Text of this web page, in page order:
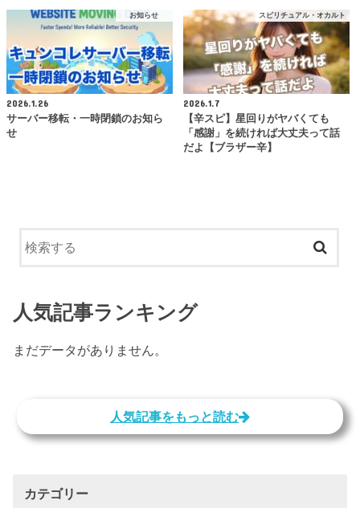
お知らせ
2026.1.26
サーバー移転・一時閉鎖のお知ら
せ
スピリチュアル・オカルト
2026.1.7
【辛スピ】星回りがヤバくても
「感謝」を続ければ大丈夫って話
だよ【ブラザー辛】
人気記事ランキング
まだデータがありません。
人気記事をもっと読む
カテゴリー